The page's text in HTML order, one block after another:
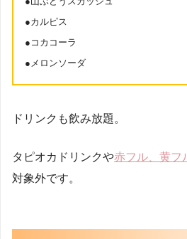
●カルピス
●コカコーラ
●メロンソーダ
ドリンクも飲み放題。
タピオカドリンクや赤フル、黄フ
対象外です。